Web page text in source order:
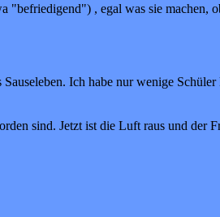
"befriedigend") , egal was sie machen,
Ich habe nur wenige
sind. Jetzt ist die Luft raus und der